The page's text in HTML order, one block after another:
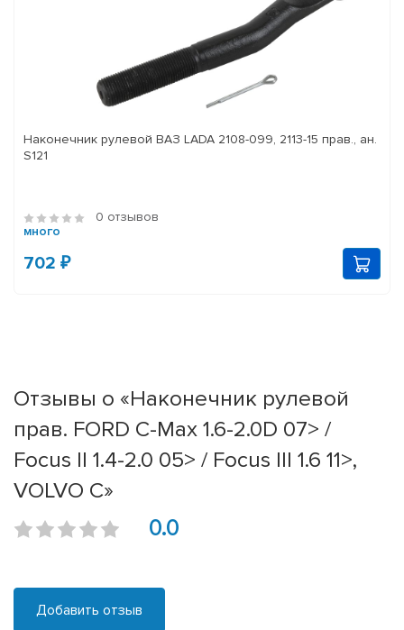
Наконечник рулевой ВАЗ LADA 2108-099, 2113-15 прав., ан.
S121
0 отзывов
много
702 ₽
Отзывы о «Наконечник рулевой
прав. FORD C-Max 1.6-2.0D 07> /
Focus II 1.4-2.0 05> / Focus III 1.6 11>,
VOLVO C»
0.0
Добавить отзыв